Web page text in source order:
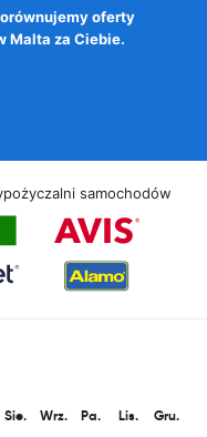
oferty
Malta za Ciebie.
samochodów
Sie. Wrz. Pa. Lis. Gru.